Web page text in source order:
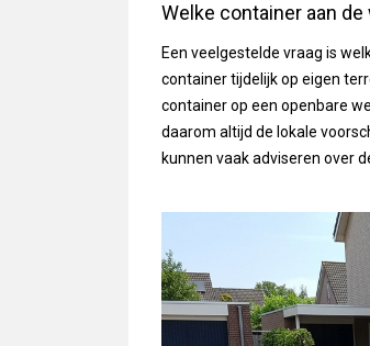
Welke container aan
Een veelgestelde vraag is
container tijdelijk op eigen
container op een openbare
daarom altijd de lokale
kunnen vaak adviseren over